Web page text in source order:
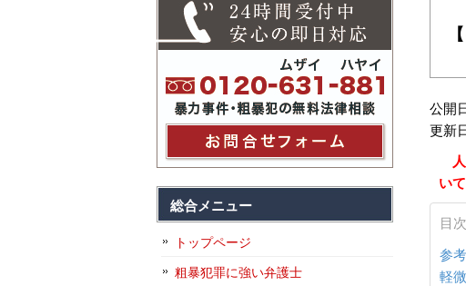
公開
更新
い
目次
参
軽
総合メニュー
トップページ
粗暴犯罪に強い弁護士